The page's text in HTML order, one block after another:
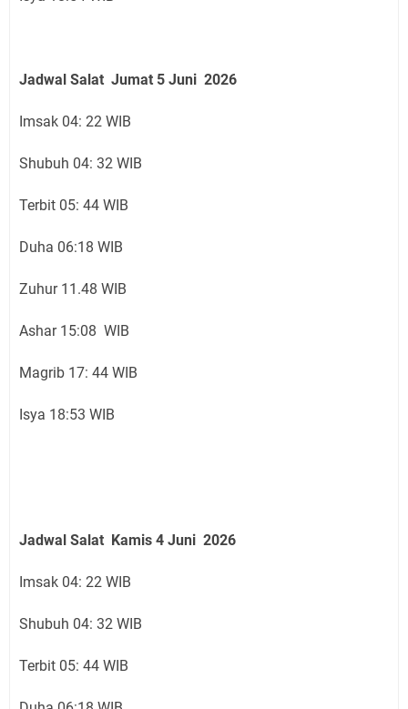
Jadwal Salat Jumat 5 Juni 2026
Imsak 04: 22 WIB
Shubuh 04: 32 WIB
Terbit 05: 44 WIB
Duha 06:18 WIB
Zuhur 11.48 WIB
Ashar 15:08 WIB
Magrib 17: 44 WIB
Isya 18:53 WIB
Jadwal Salat Kamis 4 Juni 2026
Imsak 04: 22 WIB
Shubuh 04: 32 WIB
Terbit 05: 44 WIB